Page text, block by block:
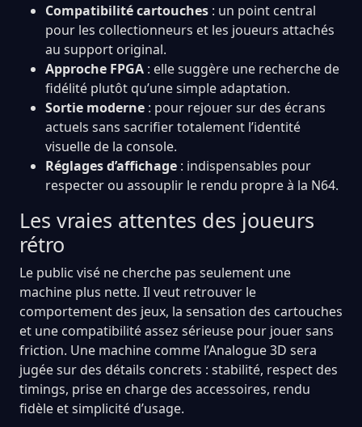
Compatibilité cartouches : un point central
pour les collectionneurs et les joueurs attachés
au support original.
Approche FPGA : elle suggère une recherche de
fidélité plutôt qu’une simple adaptation.
Sortie moderne : pour rejouer sur des écrans
actuels sans sacrifier totalement l’identité
visuelle de la console.
Réglages d’affichage : indispensables pour
respecter ou assouplir le rendu propre à la N64.
Les vraies attentes des joueurs
rétro
Le public visé ne cherche pas seulement une
machine plus nette. Il veut retrouver le
comportement des jeux, la sensation des cartouches
et une compatibilité assez sérieuse pour jouer sans
friction. Une machine comme l’Analogue 3D sera
jugée sur des détails concrets : stabilité, respect des
timings, prise en charge des accessoires, rendu
fidèle et simplicité d’usage.